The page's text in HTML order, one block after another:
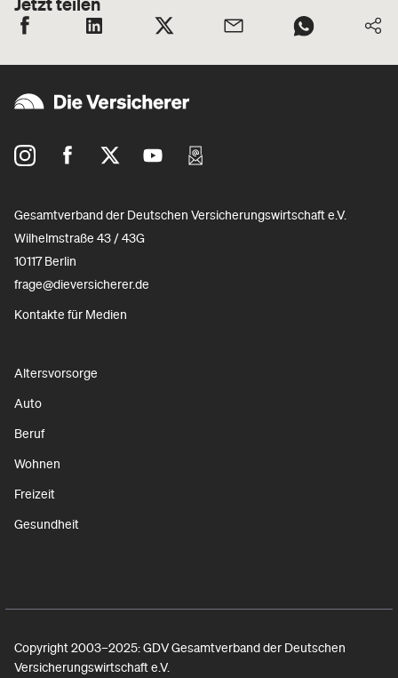
Gesamtverband der Deutschen Versicherungswirtschaft e.V.
Wilhelmstraße 43 / 43G
10117 Berlin
frage@dieversicherer.de
Kontakte für Medien
Altersvorsorge
Auto
Beruf
Wohnen
Freizeit
Gesundheit
Copyright 2003–2025: GDV Gesamtverband der Deutschen
Versicherungswirtschaft e.V.